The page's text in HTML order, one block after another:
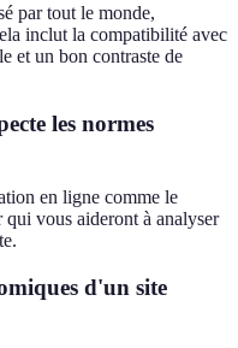
par tout le monde,
inclut la compatibilité avec
et un bon contraste de
les normes
en ligne comme le
vous aideront à analyser
d'un site